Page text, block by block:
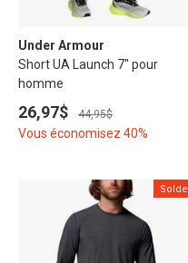
Under Armour
Short UA Launch 7" pour
homme
26,97$ 44,95$
Vous économisez 40%
Solde